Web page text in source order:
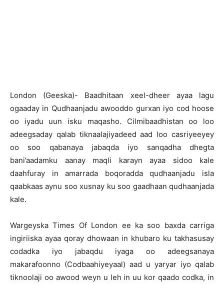
London (Geeska)- Baadhitaan xeel-dheer ayaa lagu
ogaaday in Qudhaanjadu awooddo gurxan iyo cod hoose
oo iyadu uun isku maqasho. Cilmibaadhistan oo loo
adeegsaday qalab tiknaalajiyadeed aad loo casriyeeyey
oo soo qabanaya jabaqda iyo sanqadha dhegta
bani’aadamku aanay maqli karayn ayaa sidoo kale
daahfuray in amarrada boqoradda qudhaanjadu isla
qaabkaas aynu soo xusnay ku soo gaadhaan qudhaanjada
kale.
Wargeyska Times Of London ee ka soo baxda carriga
ingiriiska ayaa qoray dhowaan in khubaro ku takhasusay
codadka iyo jabaqdu iyaga oo adeegsanaya
makarafoonno (Codbaahiyeyaal) aad u yaryar iyo qalab
tiknoolaji oo awood weyn u leh in uu kor qaado codka, in